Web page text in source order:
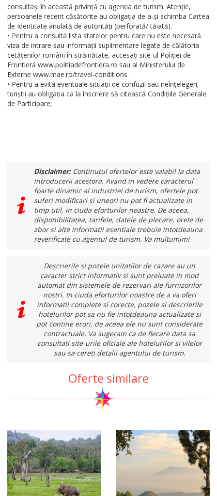
consultași în această privință cu agenția de turism. Atenție,
persoanele recent căsătorite au obligația de a-și schimba Cartea
de Identitate anulată de autorități (perforată/ tăiată).
• Pentru a consulta lista statelor pentru care nu este necesară
viza de intrare sau informații suplimentare legate de călătoria
cetățenilor români în străinătate, accesați site-ul Poliției de
Frontieră www.politiadefrontiera.ro sau al Ministerului de
Externe www.mae.ro/travel-conditions.
• Pentru a evita eventuale situații de confuzii sau neînțelegeri,
turiștii au obligația ca la înscriere să citească Condițiile Generale
de Participare;
Disclaimer:Continutul ofertelor este valabil la data
introducerii acestora. Avand in vedere caracterul
foarte dinamic al industriei de turism, ofertele pot
suferi modificari si uneori nu pot fi actualizate in
timp util, in ciuda eforturilor noastre. De aceea,
disponibilitatea, tarifele, datele de plecare, orele de
zbor si alte informatii esentiale trebuie intotdeauna
reverificate cu agentul de turism. Va multumim!
Descrierile si pozele unitatilor de cazare au un
caracter strict informativ si sunt preluate in mod
automat din sistemele de rezervari ale furnizorilor
nostri. In ciuda eforturilor noastre de a va oferi
informatii complete si corecte, pozele si descrierile
hotelurilor pot sa nu fie intotdeauna actualizate si
pot contine erori, de aceea ele nu sunt considerate
contractuale. Va sugeram ca de fiecare data sa
consultati site-urile oficiale ale hotelurilor si vilelor
sau sa cereti detalii agentului de turism.
Oferte similare